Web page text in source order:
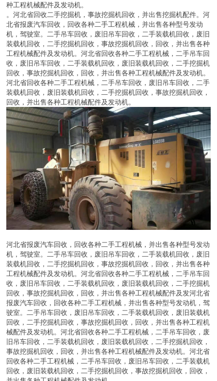
种工程机械配件及发动机。
。河北省回收二手挖掘机，事故挖掘机回收，并出售挖掘机配件。河
北省报废汽车回收，回收各种二手工程机械，并出售各种型号发动
机，驾驶室。二手吊车回收，废旧吊车回收，二手装载机回收，废旧
装载机回收，二手挖掘机回收，事故挖掘机回收，回收，并出售各种
工程机械配件及发动机。河北省回收各种二手工程机械，二手吊车回
收，废旧吊车回收，二手装载机回收，废旧装载机回收，二手挖掘机
回收，事故挖掘机回收，回收，并出售各种工程机械配件及发动机。
河北省回收各种二手工程机械，二手吊车回收，废旧吊车回收，二手
装载机回收，废旧装载机回收，二手挖掘机回收，事故挖掘机回收，
回收，并出售各种工程机械配件及发动机。
河北省报废汽车回收，回收各种二手工程机械，并出售各种型号发动
机，驾驶室。二手吊车回收，废旧吊车回收，二手装载机回收，废旧
装载机回收，二手挖掘机回收，事故挖掘机回收，回收，并出售各种
工程机械配件及发动机。河北省回收各种二手工程机械，二手吊车回
收，废旧吊车回收，二手装载机回收，废旧装载机回收，二手挖掘机
回收，事故挖掘机回收，回收，并出售各种工程机械配件及发河北省
报废汽车回收，回收各种二手工程机械，并出售各种型号发动机，驾
驶室。二手吊车回收，废旧吊车回收，二手装载机回收，废旧装载机
回收，二手挖掘机回收，事故挖掘机回收，回收，并出售各种工程机
械配件及发动机。河北省回收各种二手工程机械，二手吊车回收，废
旧吊车回收，二手装载机回收，废旧装载机回收，二手挖掘机回收，
事故挖掘机回收，回收，并出售各种工程机械配件及发动机。河北省
回收各种二手工程机械，二手吊车回收，废旧吊车回收，二手装载机
回收，废旧装载机回收，二手挖掘机回收，事故挖掘机回收，回收，